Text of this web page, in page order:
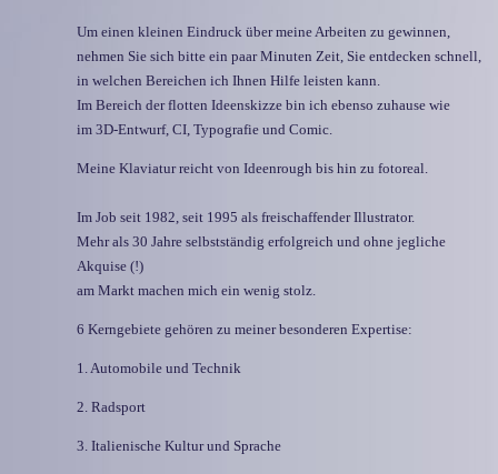
Um einen kleinen Eindruck über meine Arbeiten zu gewinnen,
nehmen Sie sich bitte ein paar Minuten Zeit, Sie entdecken schnell,
in welchen Bereichen ich Ihnen Hilfe leisten kann.
Im Bereich der flotten Ideenskizze bin ich ebenso zuhausewie
im 3D-Entwurf, CI, Typografie und Comic.
Meine Klaviatur reicht von Ideenrough bis hin zu fotoreal.
Im Job seit 1982, seit 1995 als freischaffender Illustrator.
Mehr als 30 Jahre selbstständig erfolgreich und ohne jegliche
Akquise (!)
am Markt machen mich ein wenig stolz.
6 Kerngebiete gehören zu meiner besonderen Expertise:
1. Automobile und Technik
2. Radsport
3. Italienische Kultur und Sprache